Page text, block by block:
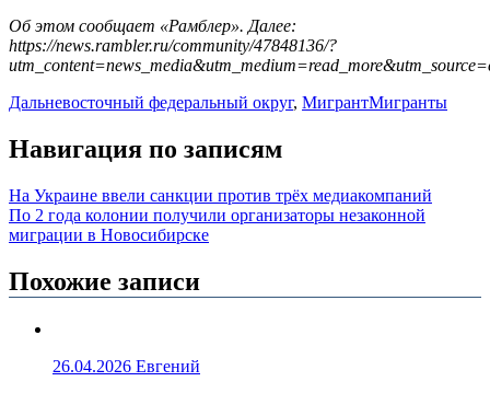
Об этом сообщает «Рамблер». Далее:
https://news.rambler.ru/community/47848136/?
Дальневосточный федеральный округ, МигрантМигранты
Навигация по записям
На Украине ввели санкции против трёх медиакомпаний
По 2 года колонии получили организаторы незаконной
миграции в Новосибирске
Похожие записи
26.04.2026 Евгений